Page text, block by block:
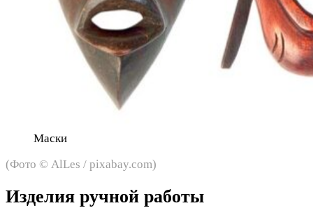
Маски
(Фото © AlLes / pixabay.com)
Изделия ручной работы